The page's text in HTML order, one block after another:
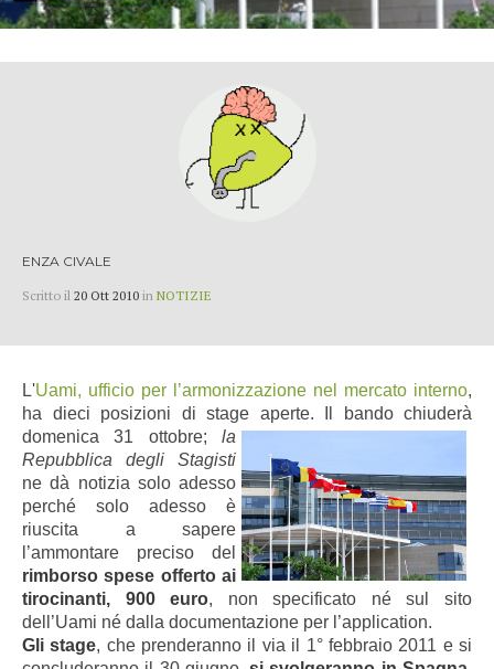
ENZA CIVALE
Scritto il 20 Ott 2010 in NOTIZIE
L'Uami, ufficio per l’armonizzazione nel mercato interno,
ha dieci posizioni di stage aperte. Il bando chiuderà
domenica 31 ottobre;
la
Repubblica degli Stagisti
ne dà notizia solo adesso
perché solo adesso è
riuscita a sapere
l’ammontare preciso del
rimborso spese offerto ai
tirocinanti, 900 euro, non specificato né sul sito
dell’Uami né dalla documentazione per l’application.
Gli stage, che prenderanno il via il 1° febbraio 2011 e si